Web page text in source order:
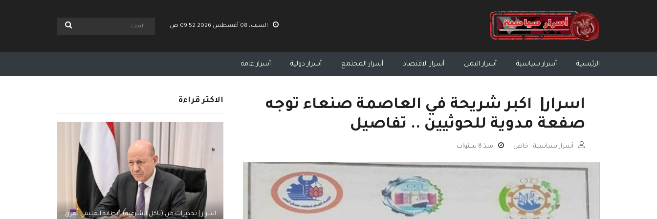
السبت، 08 أغسطس 2026 09:52 ص
الرئيسية أسرار سياسية أسرار اليمن أسرار الاقتصاد أسرار المجتمع أسرار دولية أسرار عامة
اسرار| اكبر شريحة في العاصمة صنعاء توجه
صفعة مدوية للحوثيين .. تفاصيل
أسرار سياسية - خاص منذ 8 سنوات
الاكثر قراءة
اسرار | تحذيرات من (تآكل الشرعية).. بطانة العليمي تُغرق